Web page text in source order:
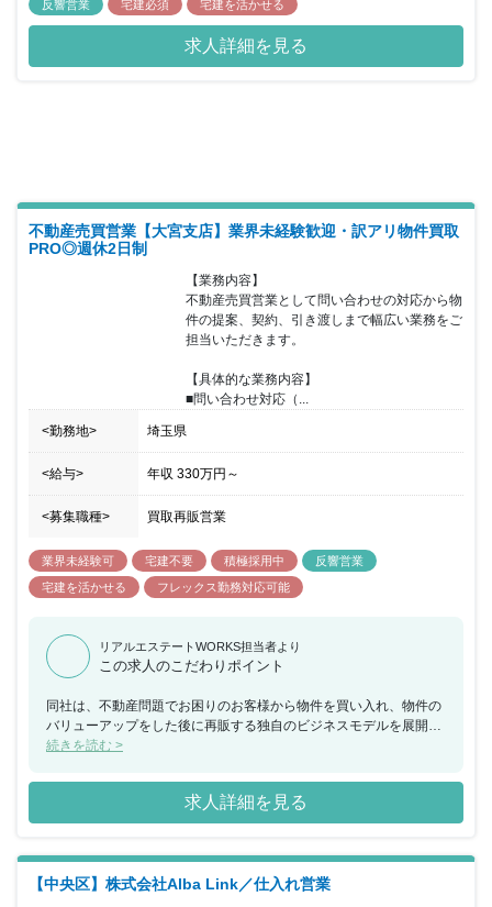
反響営業
宅建必須 宅建を活かせる
求人詳細を見る
不動産売買営業【大宮支店】業界未経験歓迎・訳アリ物件買取
PRO◎週休2日制
【業務内容】
不動産売買営業として問い合わせの対応から物
件の提案、契約、引き渡しまで幅広い業務をご
担当いただきます。
【具体的な業務内容】
■問い合わせ対応（...
<勤務地> 埼玉県
<給与> 年収 330万円 ～
<募集職種> 買取再販営業
業界未経験可 宅建不要 積極採用中
反響営業
宅建を活かせる
フレックス勤務対応可能
リアルエステートWORKS担当者より
この求人のこだわりポイント
同社は、不動産問題でお困りのお客様から物件を買い入れ、物件の
バリューアップをした後に再販する独自のビジネスモデルを展開し
ています。 今回、不動産売買営業として問い合わせの対応から物件
ることとなりました。 自社サイト『訳アリ物件買取PRO』を始め
としたWebでの集客に注力しており、年間の問い合わせ件数は約
6,500件(2023年度)と多くのお客様から選ばれています。 物件の仕
できるため、経験を活かしてスキルアップができます。 入社後は
OJT研修を中心に学べる環境がありますので不動産業界の経験のな
続きを読む >
求人詳細を見る
【中央区】株式会社Alba Link／仕入れ営業